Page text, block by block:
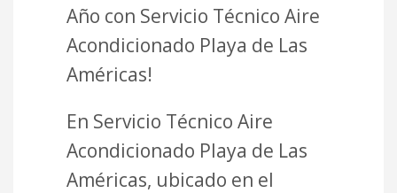
Año con Servicio Técnico Aire
Acondicionado Playa de Las
Américas!
En Servicio Técnico Aire
Acondicionado Playa de Las
Américas, ubicado en el